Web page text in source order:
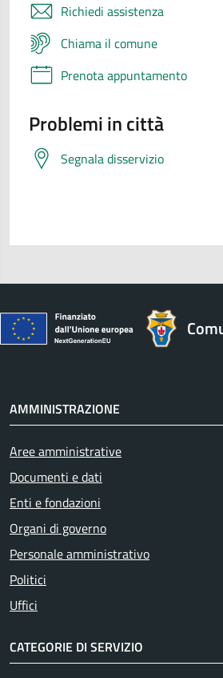
Richiedi assistenza
Chiama il comune
Prenota appuntamento
Problemi in città
Segnala disservizio
AMMINISTRAZIONE
Aree amministrative
Documenti e dati
Enti e fondazioni
Organi di governo
Personale amministrativo
Politici
Uffici
CATEGORIE DI SERVIZIO